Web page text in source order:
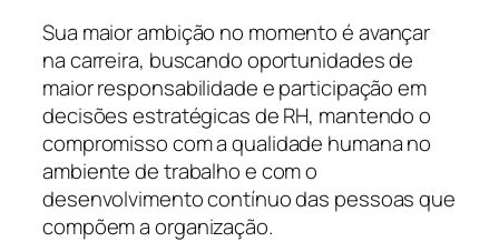
Sua maior ambição no momento é avançar
na carreira, buscando oportunidades de
maior responsabilidade e participação em
decisões estratégicas de RH, mantendo o
compromisso com a qualidade humana no
ambiente de trabalho e com o
desenvolvimento contínuo das pessoas que
compõem a organização.